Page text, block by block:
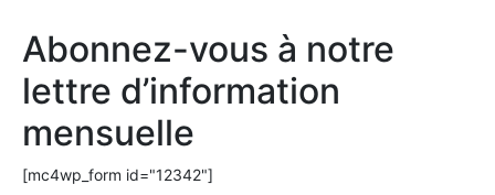
Abonnez-vous à notre
lettre d’information
mensuelle
[mc4wp_form id="12342"]